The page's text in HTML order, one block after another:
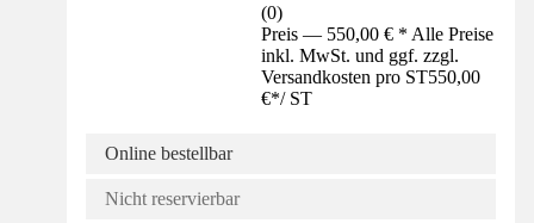
(0)
Preis — 550,00 € * Alle Preise
inkl. MwSt. und ggf. zzgl.
Versandkosten pro ST550,00
€*/ ST
Online bestellbar
Nicht reservierbar